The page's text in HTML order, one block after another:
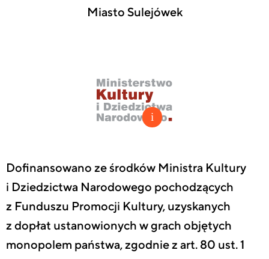
Miasto Sulejówek
Dofinansowano ze środków Ministra Kultury
i Dziedzictwa Narodowego pochodzących
z Funduszu Promocji Kultury, uzyskanych
z dopłat ustanowionych w grach objętych
monopolem państwa, zgodnie z art. 80 ust. 1